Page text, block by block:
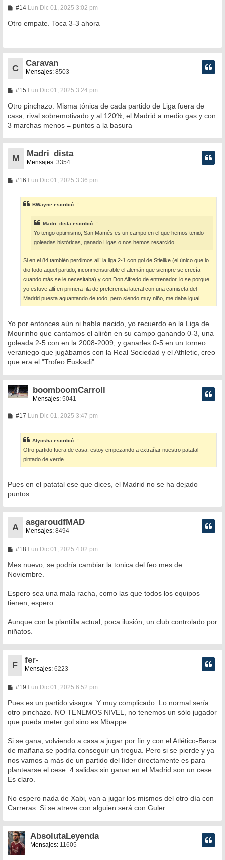
#14M
n
e
Lun Dic 01, 2025 3:02 pm
Otro empate. Toca 3-3 ahora
C
Caravan
Mensajes: 8503
#15M
n
s
a
j
Lun Dic 01, 2025 3:24 pm
Otro pinchazo. Misma tónica de cada partido de Liga fuera de
casa, rival sobremotivado y al 120%, el Madrid a medio gas y con
3 marchas menos = puntos a la basura
M
Madri_dista
Mensajes: 3354
#16M
s
a
Lun Dic 01, 2025 3:36 pm
BWayne escribió: ↑
Madri_dista escribió: ↑
Yo tengo optimismo, San Mamés es un campo en el que hemos tenido
goleadas históricas, ganado Ligas o nos hemos resarcido.
Si en el 84 también perdimos allí la liga 2-1 con gol de Stielike (el único que lo
dio todo aquel partido, inconmensurable el alemán que siempre se crecía
cuando más se le necesitaba) y con Don Alfredo de entrenador, lo se porque
yo estuve allí en primera fila de preferencia lateral con una camiseta del
Madrid puesta aguantando de todo, pero siendo muy niño, me daba igual.
Yo por entonces aún ni había nacido, yo recuerdo en la Liga de
Mourinho que cantamos el alirón en su campo ganando 0-3, una
goleada 2-5 con en la 2008-2009, y ganarles 0-5 en un torneo
veraniego que jugábamos con la Real Sociedad y el Athletic, creo
que era el "Trofeo Euskadi".
boomboomCarroll
Mensajes: 5041
#17M
s
a
j
e
Lun Dic 01, 2025 3:47 pm
Alyosha escribió: ↑
Otro partido fuera de casa, estoy empezando a extrañar nuestro patatal
pintado de verde.
Pues en el patatal ese que dices, el Madrid no se ha dejado
puntos.
A
asgaroudfMAD
Mensajes: 8494
#18M
n
a
e
Lun Dic 01, 2025 4:02 pm
Mes nuevo, se podría cambiar la tonica del feo mes de
Noviembre.
Espero sea una mala racha, como las que todos los equipos
tienen, espero.
Aunque con la plantilla actual, poca ilusión, un club controlado por
niñatos.
F
fer-
Mensajes: 6223
#19M
n
a
j
Lun Dic 01, 2025 6:52 pm
Pues es un partido visagra. Y muy complicado. Lo normal sería
otro pinchazo. NO TENEMOS NIVEL, no tenemos un sólo jugador
que pueda meter gol sino es Mbappe.
Si se gana, volviendo a casa a jugar por fin y con el Atlético-Barca
de mañana se podría conseguir un tregua. Pero si se pierde y ya
nos vamos a más de un partido del líder directamente es para
plantearse el cese. 4 salidas sin ganar en el Madrid son un cese.
Es claro.
No espero nada de Xabi, van a jugar los mismos del otro día con
Carreras. Si se atreve con alguien será con Guler.
AbsolutaLeyenda
Mensajes: 11605